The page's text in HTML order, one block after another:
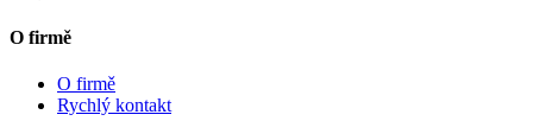
O firmě
O firmě
Rychlý kontakt